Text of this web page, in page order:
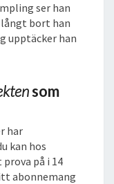
ser han
långt bort han
upptäcker han
som
har
kan hos
på i 14
abonnemang